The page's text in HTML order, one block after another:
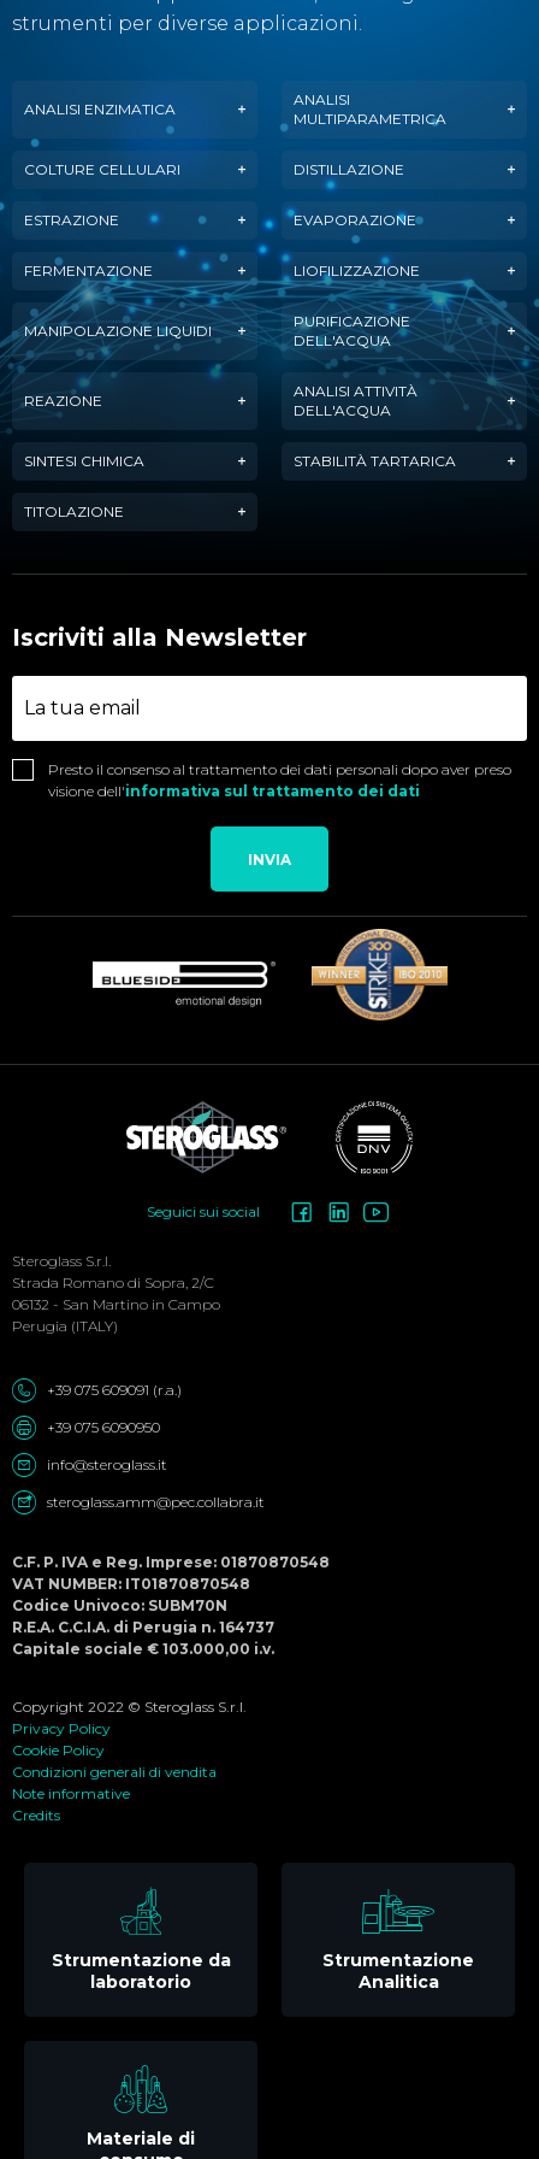
strumenti per diverse applicazioni.
ANALISI ENZIMATICA
ANALISI
MULTIPARAMETRICA
COLTURE CELLULARI DISTILLAZIONE
ESTRAZIONE EVAPORAZIONE
FERMENTAZIONE LIOFILIZZAZIONE
MANIPOLAZIONE LIQUIDI
PURIFICAZIONE
DELL'ACQUA
REAZIONE
ANALISI ATTIVITÀ
DELL'ACQUA
SINTESI CHIMICA STABILITÀ TARTARICA
TITOLAZIONE
Iscriviti alla Newsletter
Presto il consenso al trattamento dei dati personali dopo aver preso
visione dell'informativa sul trattamento dei dati
INVIA
Menu
Seguici sui social
Steroglass S.r.l.
Strada Romano di Sopra, 2/C
06132 - San Martino in Campo
Perugia (ITALY)
+39 075 609091 (r.a.)
+39 075 6090950
info@steroglass.it
steroglass.amm@pec.collabra.it
C.F. P. IVA e Reg. Imprese: 01870870548
VAT NUMBER: IT01870870548
Codice Univoco: SUBM70N
R.E.A. C.C.I.A. di Perugia n. 164737
Capitale sociale € 103.000,00 i.v.
Copyright 2022 © Steroglass S.r.l.
Privacy Policy
Cookie Policy
Condizioni generali di vendita
Note informative
Credits
Strumentazione da
laboratorio
Strumentazione
Analitica
Materiale di